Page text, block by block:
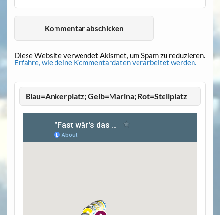
Diese Website verwendet Akismet, um Spam zu reduzieren.
Erfahre, wie deine Kommentardaten verarbeitet werden.
Blau=Ankerplatz; Gelb=Marina; Rot=Stellplatz